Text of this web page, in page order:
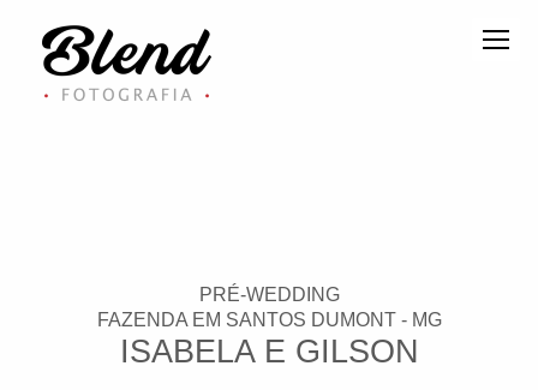
PRÉ-WEDDING
FAZENDA EM SANTOS DUMONT - MG
ISABELA E GILSON